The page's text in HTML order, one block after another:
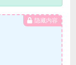
隐藏内容